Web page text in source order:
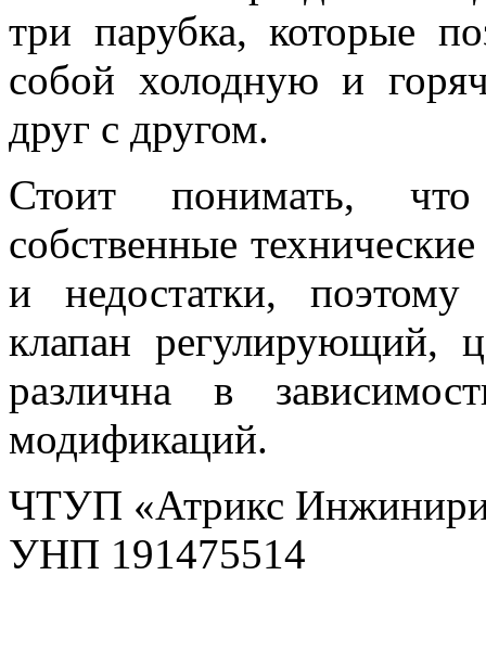
три парубка, которые
собой холодную и
друг с другом.
Стоит понимать,
собственные
и недостатки, поэтому
клапан регулирующий,
различна в
модификаций.
ЧТУП «Атрикс
УНП 191475514